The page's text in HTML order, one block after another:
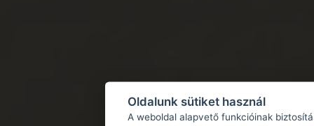
Oldalunk sütiket használ
A weboldal alapvető funkcióinak